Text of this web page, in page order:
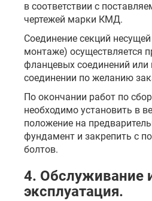
в соответствии с
чертежей марки КМД.
Соединение секций
монтаже) осуществляется
фланцевых соединений или
соединении по желанию
По окончании работ по
необходимо установить в
положение на
фундамент и закрепить с
болтов.
4. Обслуживание
эксплуатация.